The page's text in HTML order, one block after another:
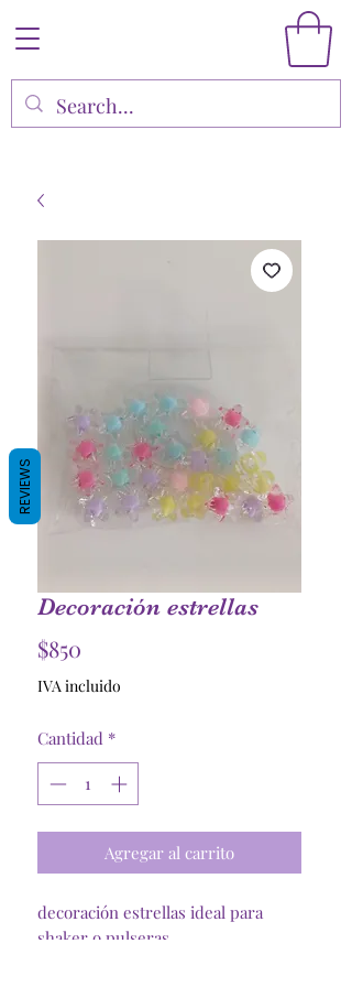
Decoración estrellas
$850
IVA incluido
Cantidad *
Agregar al carrito
decoración estrellas ideal para
shaker o pulseras
REVIEWS